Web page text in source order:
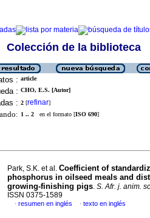
Colección de la biblioteca
: article
: CHO, E.S. [Autor]
: 2 [refinar]
1 .. 2 en el formato [ISO 690]
Park, S.K. et al. Coefficient of
phosphorus in oilseed meals and
growing-finishing pigs. S. Afr. j. anim.
ISSN 0375-1589
· resumen en inglés · texto en inglés